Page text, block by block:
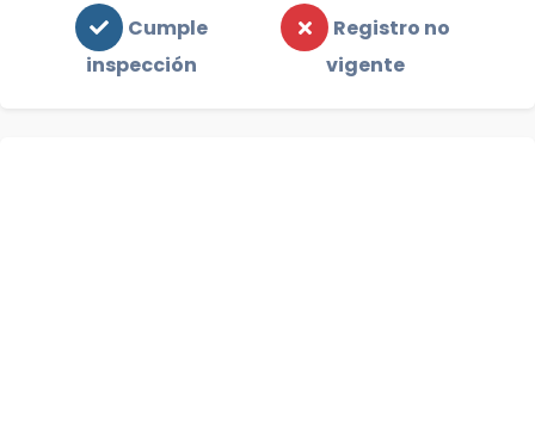
Cumple
inspección
Registro no
vigente